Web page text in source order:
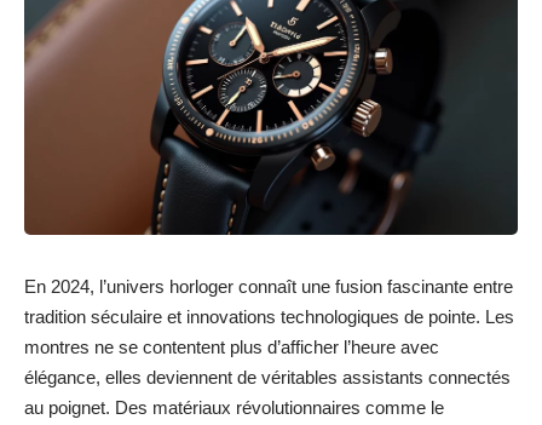
En 2024, l’univers horloger connaît une fusion fascinante entre
tradition séculaire et innovations technologiques de pointe. Les
montres ne se contentent plus d’afficher l’heure avec
élégance, elles deviennent de véritables assistants connectés
au poignet. Des matériaux révolutionnaires comme le